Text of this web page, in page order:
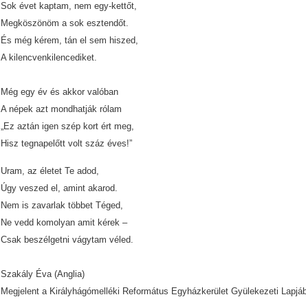
Sok évet kaptam, nem egy-kettőt,
Megköszönöm a sok esztendőt.
És még kérem, tán el sem hiszed,
A kilencvenkilencediket.
Még egy év és akkor valóban
A népek azt mondhatják rólam
„Ez aztán igen szép kort ért meg,
Hisz tegnapelőtt volt száz éves!”
Uram, az életet Te adod,
Úgy veszed el, amint akarod.
Nem is zavarlak többet Téged,
Ne vedd komolyan amit kérek –
Csak beszélgetni vágytam véled.
Szakály Éva (Anglia)
Megjelent a Királyhágómelléki Református Egyházkerület Gyülekezeti